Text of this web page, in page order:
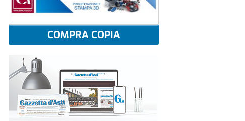
COMPRA COPIA